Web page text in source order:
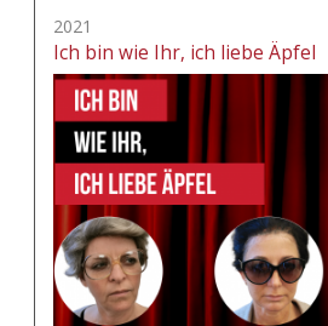
2021
Ich bin wie Ihr, ich liebe Äpfel